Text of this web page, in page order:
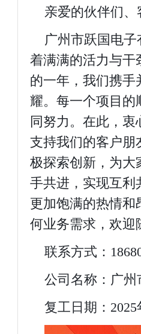
亲爱的伙伴们
广州市跃国电
着满满的活力与干
的一年，我们携
耀。每一个项目
同努力。在此，
支持我们的客户朋
极探索创新，为大
手共进，实现互利
更加饱满的热情
何业务需求，欢迎
联系方式：
公司名称 ：广
复工日期 ：